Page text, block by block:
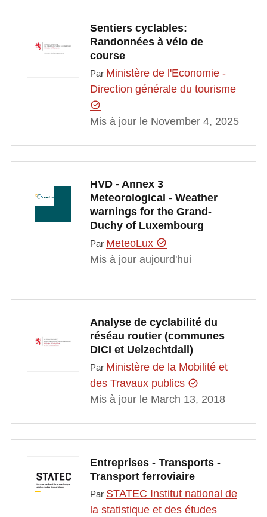
Sentiers cyclables:
Randonnées à vélo de
course
Par Ministère de l'Economie -
Direction générale du tourisme
Mis à jour le November 4, 2025
HVD - Annex 3
Meteorological - Weather
warnings for the Grand-
Duchy of Luxembourg
Par MeteoLux
Mis à jour aujourd'hui
Analyse de cyclabilité du
réséau routier (communes
DICI et Uelzechtdall)
Par Ministère de la Mobilité et
des Travaux publics
Mis à jour le March 13, 2018
Entreprises - Transports -
Transport ferroviaire
Par STATEC Institut national de
la statistique et des études